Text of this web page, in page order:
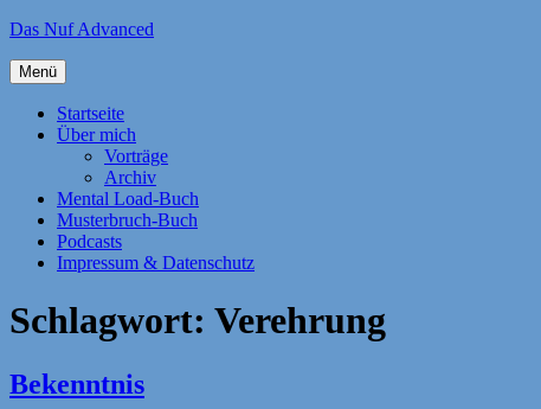
Zum
springen
Das Nuf Advanced
Menü
Startseite
Über mich
Vorträge
Archiv
Mental Load-Buch
Musterbruch-Buch
Podcasts
Impressum & Datenschutz
Schlagwort: Verehrung
Bekenntnis